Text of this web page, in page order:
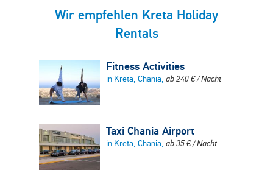
Wir empfehlen Kreta Holiday
Rentals
Fitness Activities
in Kreta, Chania, ab240€/ Nacht
Taxi Chania Airport
in Kreta, Chania, ab35€/ Nacht